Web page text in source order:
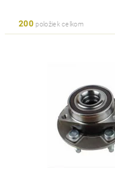
200položiek celkom